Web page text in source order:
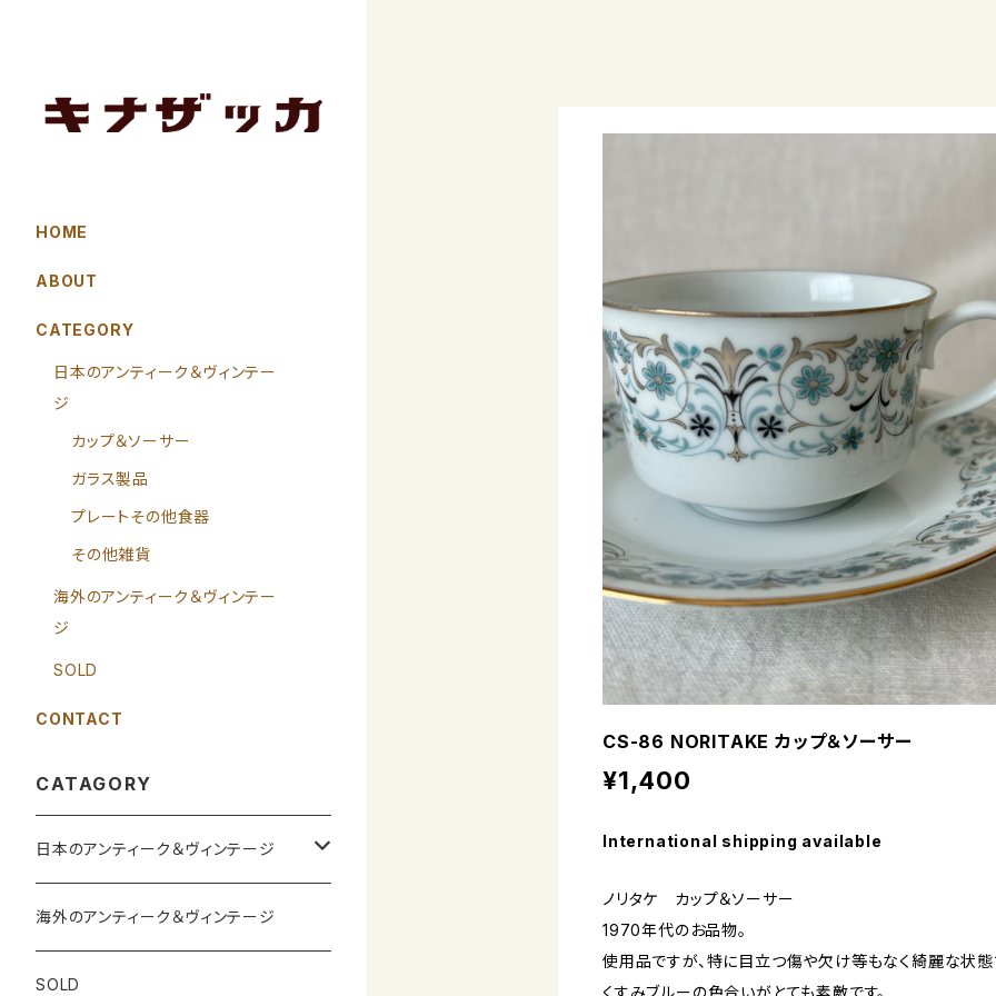
CS-86 NORITAKE カップ＆ソーサー
¥1,400
International shipping available
ノリタケ カップ＆ソーサー
1970年代のお品物。
使用品ですが、特に目立つ傷や欠け等もなく綺麗な状態
くすみブルーの色合いがとても素敵です。
HOME
ABOUT
CATEGORY
日本のアンティーク＆ヴィンテー
ジ
カップ＆ソーサー
ガラス製品
プレートその他食器
その他雑貨
海外のアンティーク＆ヴィンテー
ジ
SOLD
CONTACT
CATAGORY
日本のアンティーク＆ヴィンテージ
カップ＆ソーサー
ガラス製品
海外のアンティーク＆ヴィンテージ
SOLD